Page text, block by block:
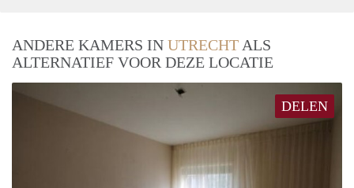
ANDERE KAMERS IN UTRECHT ALS
ALTERNATIEF VOOR DEZE LOCATIE
DELEN